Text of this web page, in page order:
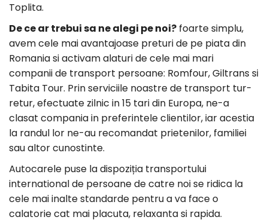
Toplita.
De ce ar trebui sa ne alegi pe noi? foarte simplu,
avem cele mai avantajoase preturi de pe piata din
Romania si activam alaturi de cele mai mari
companii de transport persoane: Romfour, Giltrans si
Tabita Tour. Prin serviciile noastre de transport tur-
retur, efectuate zilnic in 15 tari din Europa, ne-a
clasat compania in preferintele clientilor, iar acestia
la randul lor ne-au recomandat prietenilor, familiei
sau altor cunostinte.
Autocarele puse la dispoziția transportului
international de persoane de catre noi se ridica la
cele mai inalte standarde pentru a va face o
calatorie cat mai placuta, relaxanta si rapida.